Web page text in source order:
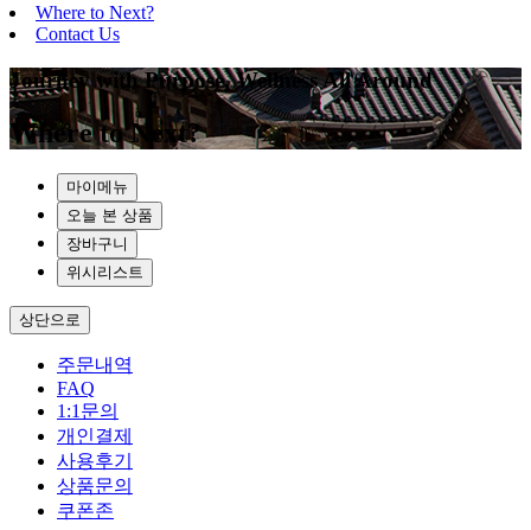
Where to Next?
Contact Us
Journey with Purpose, Wellness All Around
Where to Next?
마이메뉴
오늘 본 상품
장바구니
위시리스트
상단으로
주문내역
FAQ
1:1문의
개인결제
사용후기
상품문의
쿠폰존